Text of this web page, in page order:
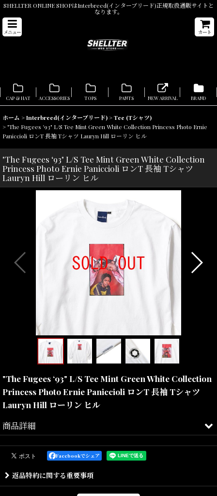
SHELLTER ONLINE SHOPはInterbreed(インターブリード)正規取扱通販サイトと
なります。
メニュー カート
CAP & HAT ACCESSORIES TOPS PANTS NEW ARRIVAL BRAND
ホーム >Interbreed(インターブリード) >Tee (Tシャツ)
>"The Fugees ‘93" L/S Tee Mint Green White Collection Princess Photo Ernie
Paniccioli ロンT 長袖 Tシャツ Lauryn Hill ローリン ヒル
"The Fugees ‘93" L/S Tee Mint Green White Collection
Princess Photo Ernie Paniccioli ロンT 長袖 Tシャツ
Lauryn Hill ローリン ヒル
"The Fugees ‘93" L/S Tee Mint Green White Collection
Princess Photo Ernie Paniccioli ロンT 長袖 Tシャツ
Lauryn Hill ローリン ヒル
商品詳細
USフォトグラファーErnie Paniccioli とのコラボレーションL/S Tシ
ャツです。
ネイティブアメリカンの血を引くErnie Paniccioliは、70年代 NYにて
写真家としてのキャリアをスタート。
Facebookでシェア
返品特約に関する重要事項